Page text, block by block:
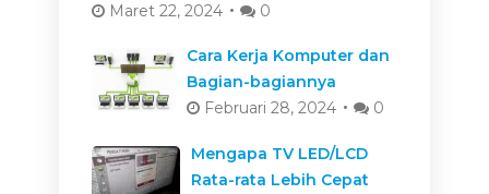
Maret 22, 2024
0
Cara Kerja Komputer dan
Bagian-bagiannya
Februari 28, 2024
0
Mengapa TV LED/LCD
Rata-rata Lebih Cepat